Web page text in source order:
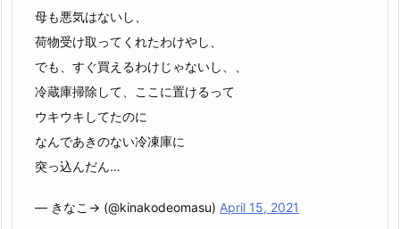
母も悪気はないし、
荷物受け取ってくれたわけやし、
でも、すぐ買えるわけじゃないし、、
冷蔵庫掃除して、ここに置けるって
ウキウキしてたのに
なんであきのない冷凍庫に
突っ込んだん…
— きなこ→ (@kinakodeomasu) April 15, 2021